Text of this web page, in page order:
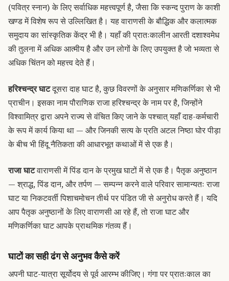
(पवित्र स्नान) के लिए सर्वाधिक महत्त्वपूर्ण है, जैसा कि स्कन्द पुराण के काशी
खण्ड में विशेष रूप से उल्लिखित है। यह वाराणसी के बौद्धिक और कलात्मक
समुदाय का सांस्कृतिक केंद्र भी है। यहाँ की प्रातःकालीन आरती दशाश्वमेध
की तुलना में अधिक आत्मीय है और उन लोगों के लिए उपयुक्त है जो भव्यता से
अधिक चिंतन को महत्त्व देते हैं।
हरिश्चन्द्र घाटदूसरा दाह घाट है, कुछ विवरणों के अनुसार मणिकर्णिका से भी
प्राचीन। इसका नाम पौराणिक राजा हरिश्चन्द्र के नाम पर है, जिन्होंने
विश्वामित्र द्वारा अपने राज्य से वंचित किए जाने के पश्चात् यहाँ दाह-कर्मचारी
के रूप में कार्य किया था — और जिनकी सत्य के प्रति अटल निष्ठा घोर पीड़ा
के बीच भी हिंदू नैतिकता की आधारभूत कथाओं में से एक है।
राजा घाटवाराणसी में पिंड दान के प्रमुख घाटों में से एक है। पैतृक अनुष्ठान
— श्राद्ध, पिंड दान, और तर्पण — सम्पन्न करने वाले परिवार सामान्यतः राजा
घाट या निकटवर्ती पिशाचमोचन तीर्थ पर पंडित जी से अनुरोध करते हैं। यदि
आप पैतृक अनुष्ठानों के लिए वाराणसी आ रहे हैं, तो राजा घाट और
मणिकर्णिका घाट आपके प्राथमिक गंतव्य हैं।
घाटों का सही ढंग से अनुभव कैसे करें
अपनी घाट-यात्रा सूर्योदय से पूर्व आरम्भ कीजिए। गंगा पर प्रातःकाल का